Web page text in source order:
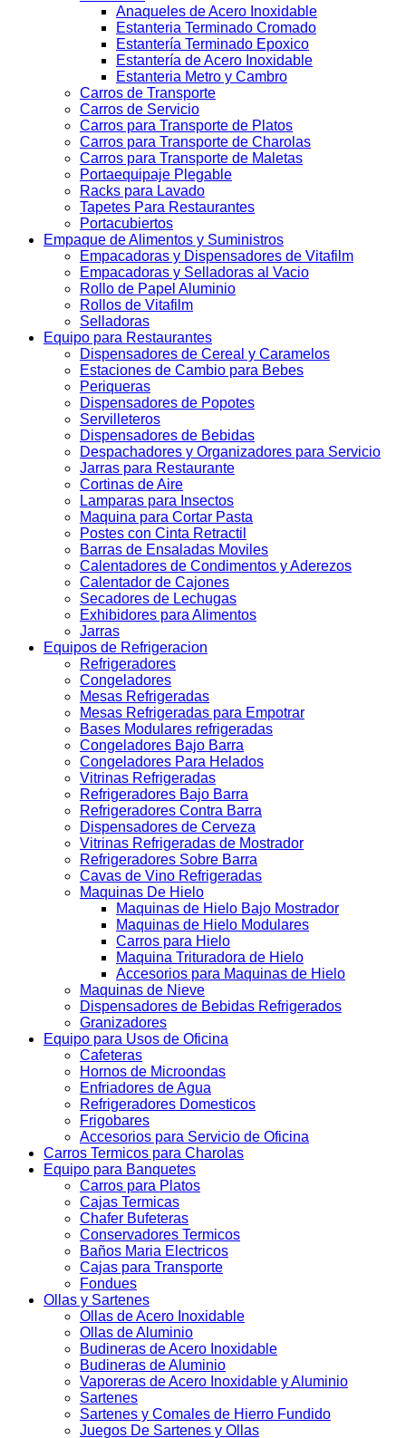
Anaqueles de Acero Inoxidable
Estanteria Terminado Cromado
Estantería Terminado Epoxico
Estantería de Acero Inoxidable
Estanteria Metro y Cambro
Carros de Transporte
Carros de Servicio
Carros para Transporte de Platos
Carros para Transporte de Charolas
Carros para Transporte de Maletas
Portaequipaje Plegable
Racks para Lavado
Tapetes Para Restaurantes
Portacubiertos
Empaque de Alimentos y Suministros
Empacadoras y Dispensadores de Vitafilm
Empacadoras y Selladoras al Vacio
Rollo de Papel Aluminio
Rollos de Vitafilm
Selladoras
Equipo para Restaurantes
Dispensadores de Cereal y Caramelos
Estaciones de Cambio para Bebes
Periqueras
Dispensadores de Popotes
Servilleteros
Dispensadores de Bebidas
Despachadores y Organizadores para Servicio
Jarras para Restaurante
Cortinas de Aire
Lamparas para Insectos
Maquina para Cortar Pasta
Postes con Cinta Retractil
Barras de Ensaladas Moviles
Calentadores de Condimentos y Aderezos
Calentador de Cajones
Secadores de Lechugas
Exhibidores para Alimentos
Jarras
Equipos de Refrigeracion
Refrigeradores
Congeladores
Mesas Refrigeradas
Mesas Refrigeradas para Empotrar
Bases Modulares refrigeradas
Congeladores Bajo Barra
Congeladores Para Helados
Vitrinas Refrigeradas
Refrigeradores Bajo Barra
Refrigeradores Contra Barra
Dispensadores de Cerveza
Vitrinas Refrigeradas de Mostrador
Refrigeradores Sobre Barra
Cavas de Vino Refrigeradas
Maquinas De Hielo
Maquinas de Hielo Bajo Mostrador
Maquinas de Hielo Modulares
Carros para Hielo
Maquina Trituradora de Hielo
Accesorios para Maquinas de Hielo
Maquinas de Nieve
Dispensadores de Bebidas Refrigerados
Granizadores
Equipo para Usos de Oficina
Cafeteras
Hornos de Microondas
Enfriadores de Agua
Refrigeradores Domesticos
Frigobares
Accesorios para Servicio de Oficina
Carros Termicos para Charolas
Equipo para Banquetes
Carros para Platos
Cajas Termicas
Chafer Bufeteras
Conservadores Termicos
Baños Maria Electricos
Cajas para Transporte
Fondues
Ollas y Sartenes
Ollas de Acero Inoxidable
Ollas de Aluminio
Budineras de Acero Inoxidable
Budineras de Aluminio
Vaporeras de Acero Inoxidable y Aluminio
Sartenes
Sartenes y Comales de Hierro Fundido
Juegos De Sartenes y Ollas